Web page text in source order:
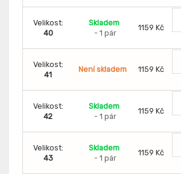
Velikost:
40
Skladem
- 1 pár
1159 Kč
Velikost:
41
Není skladem 1159 Kč
Velikost:
42
Skladem
- 1 pár
1159 Kč
Velikost:
43
Skladem
- 1 pár
1159 Kč